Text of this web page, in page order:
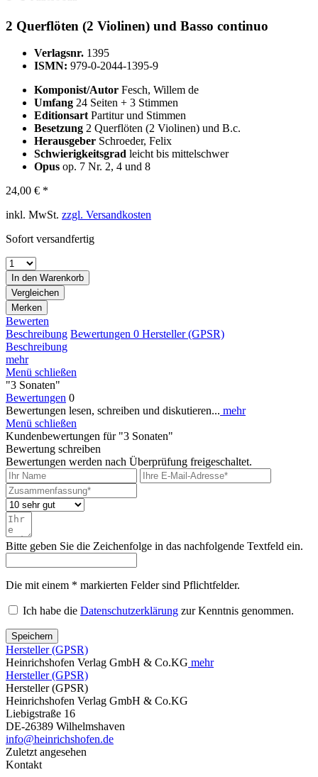
2 Querflöten (2 Violinen) und Basso continuo
Verlagsnr. 1395
ISMN: 979-0-2044-1395-9
Komponist/Autor Fesch, Willem de
Umfang 24 Seiten + 3 Stimmen
EditionsartPartitur und Stimmen
Besetzung 2 Querflöten (2 Violinen) und B.c.
Herausgeber Schroeder, Felix
Schwierigkeitsgrad leicht bis mittelschwer
Opus op. 7 Nr. 2, 4 und 8
24,00 € *
inkl. MwSt. zzgl. Versandkosten
Sofort versandfertig
In den Warenkorb
Vergleichen
Merken
Bewerten
Beschreibung Bewertungen 0 Hersteller (GPSR)
Beschreibung
mehr
Menü schließen
"3 Sonaten"
Bewertungen 0
Bewertungen lesen, schreiben und diskutieren... mehr
Menü schließen
Kundenbewertungen für "3 Sonaten"
Bewertung schreiben
Bewertungen werden nach Überprüfung freigeschaltet.
Bitte geben Sie die Zeichenfolge in das nachfolgende Textfeld ein.
Die mit einem * markierten Felder sind Pflichtfelder.
Ich habe die Datenschutzerklärung zur Kenntnis genommen.
Speichern
Hersteller (GPSR)
Heinrichshofen Verlag GmbH & Co.KG mehr
Hersteller (GPSR)
Hersteller (GPSR)
Heinrichshofen Verlag GmbH & Co.KG
Liebigstraße 16
DE-26389 Wilhelmshaven
info@heinrichshofen.de
Zuletzt angesehen
Kontakt